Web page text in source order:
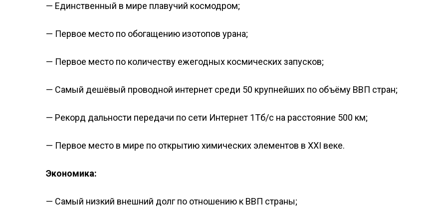
— Единственный в мире плавучий космодром;
— Первое место по обогащению изотопов урана;
— Первое место по количеству ежегодных космических запусков;
— Самый дешёвый проводной интернет среди 50 крупнейших по объёму ВВП стран;
— Рекорд дальности передачи по сети Интернет 1Тб/с на расстояние 500 км;
— Первое место в мире по открытию химических элементов в XXI веке.
Экономика:
— Самый низкий внешний долг по отношению к ВВП страны;